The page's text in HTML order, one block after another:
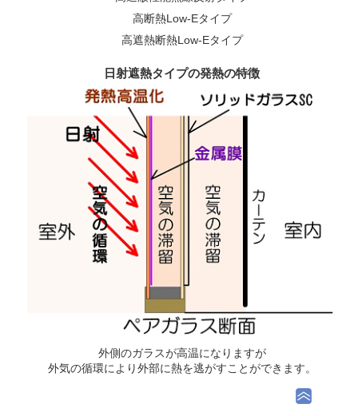
高断熱Low-Eタイプ
高遮熱断熱Low-Eタイプ
日射遮熱タイプの発熱の特徴
外側のガラスが高温になりますが
外気の循環により外部に熱を逃がすことができます。